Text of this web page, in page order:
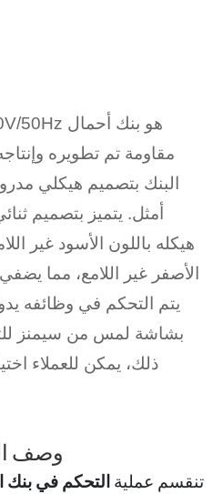
مقاومة تم تطويره
البنك بتصميم هيكلي
أمثل. يتميز بتصميم
هيكله باللون الأسود غير
الأصفر غير اللامع، مما
يتم التحكم في وظائفه
بشاشة لمس من سيمنز
ذلك، يمكن للعملاء
وصف
تنقسم عملية التحكم في بنك